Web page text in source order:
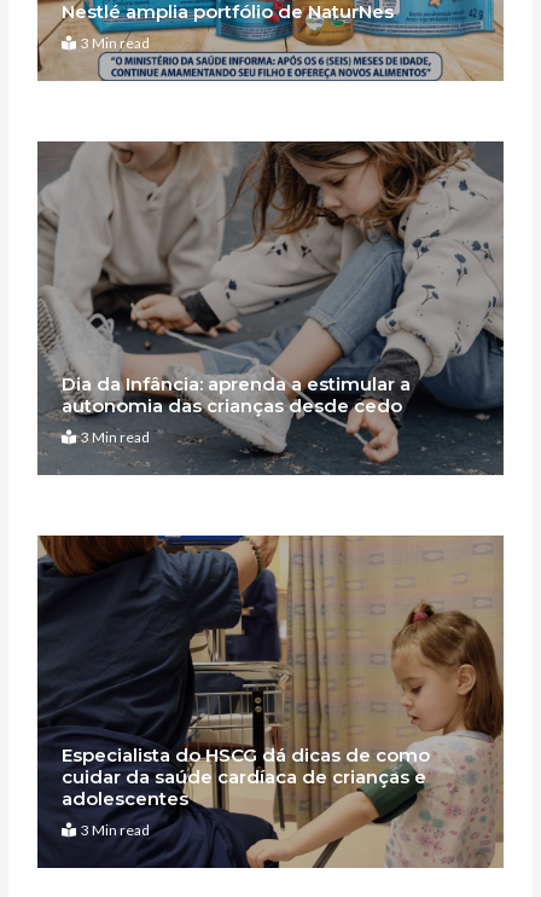
Nestlé amplia portfólio de NaturNes
3 Min read
Dia da Infância: aprenda a estimular a
autonomia das crianças desde cedo
3 Min read
Especialista do HSCG dá dicas de como
cuidar da saúde cardíaca de crianças e
adolescentes
3 Min read